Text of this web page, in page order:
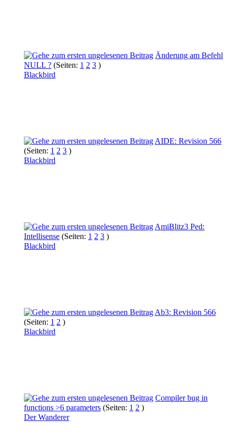
Änderung am Befehl
NULL ? (Seiten: 1 2 3 )
Blackbird
AIDE: Revision 566
(Seiten: 1 2 3 )
Blackbird
AmiBlitz3 Ped:
Intellisense (Seiten: 1 2 3 )
Blackbird
Ab3: Revision 566
(Seiten: 1 2 )
Blackbird
Compiler bug in
functions >6 parameters (Seiten: 1 2 )
Der Wanderer